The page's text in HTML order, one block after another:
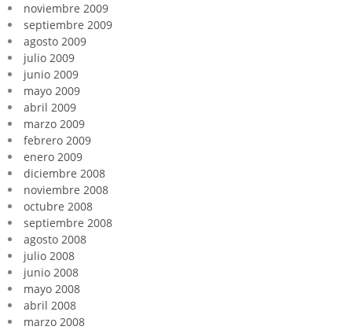
noviembre 2009
septiembre 2009
agosto 2009
julio 2009
junio 2009
mayo 2009
abril 2009
marzo 2009
febrero 2009
enero 2009
diciembre 2008
noviembre 2008
octubre 2008
septiembre 2008
agosto 2008
julio 2008
junio 2008
mayo 2008
abril 2008
marzo 2008